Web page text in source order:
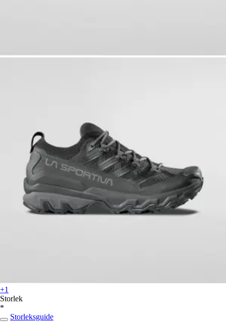
+1
Storlek
*
Storleksguide